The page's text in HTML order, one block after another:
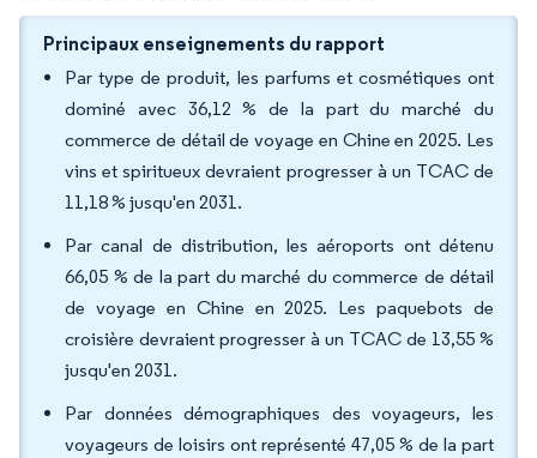
Principaux enseignements du rapport
Par type de produit, les parfums et cosmétiques ont
dominé avec 36,12 % de la part du marché du
commerce de détail de voyage en Chine en 2025. Les
vins et spiritueux devraient progresser à un TCAC de
11,18 % jusqu'en 2031.
Par canal de distribution, les aéroports ont détenu
66,05 % de la part du marché du commerce de détail
de voyage en Chine en 2025. Les paquebots de
croisière devraient progresser à un TCAC de 13,55 %
jusqu'en 2031.
Par données démographiques des voyageurs, les
voyageurs de loisirs ont représenté 47,05 % de la part